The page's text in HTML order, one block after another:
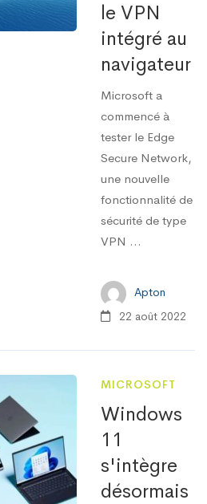
le VPN
intégré au
navigateur
Microsoft a
commencé à
tester le Edge
Secure Network,
une nouvelle
fonctionnalité de
sécurité de type
VPN ...
Apton
22 août 2022
MICROSOFT
Windows
11
s'intègre
désormais